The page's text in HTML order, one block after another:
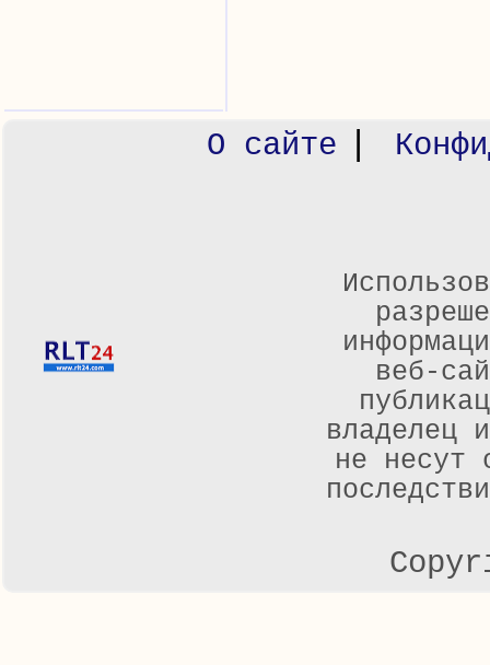
О сайте
веб-
владелец
не несут